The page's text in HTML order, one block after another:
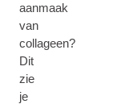
aanmaak
van
collageen?
Dit
zie
je